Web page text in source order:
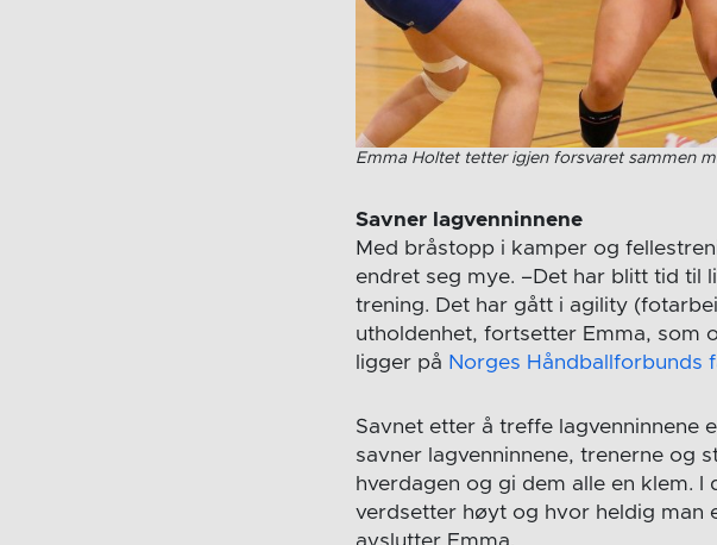
Emma Holtet tetter igjen forsvaret sammen
Savner lagvenninnene
Med bråstopp i kamper og
endret seg mye. –Det har blitt tid til
trening. Det har gått i agility
utholdenhet, fortsetter Emma, som
ligger på Norges Håndballforbunds
Savnet etter å treffe lagvenninnene
savner lagvenninnene, trenerne og
hverdagen og gi dem alle en klem.
verdsetter høyt og hvor heldig man